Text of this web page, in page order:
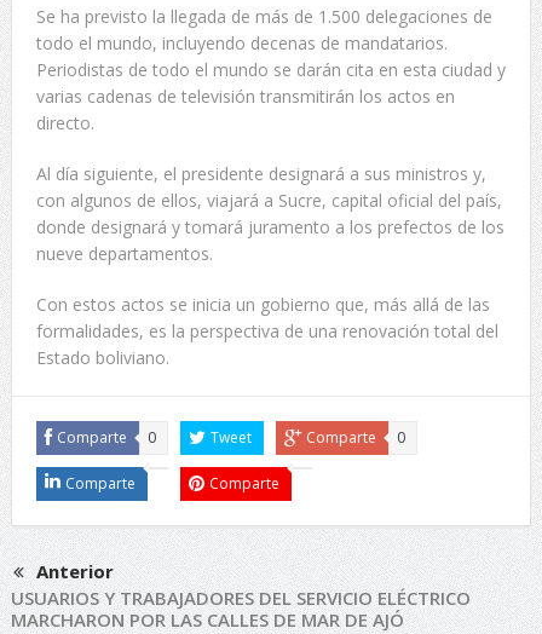
Se ha previsto la llegada de más de 1.500 delegaciones de
todo el mundo, incluyendo decenas de mandatarios.
Periodistas de todo el mundo se darán cita en esta ciudad y
varias cadenas de televisión transmitirán los actos en
directo.
Al día siguiente, el presidente designará a sus ministros y,
con algunos de ellos, viajará a Sucre, capital oficial del país,
donde designará y tomará juramento a los prefectos de los
nueve departamentos.
Con estos actos se inicia un gobierno que, más allá de las
formalidades, es la perspectiva de una renovación total del
Estado boliviano.
Comparte 0 Tweet Comparte 0
Comparte Comparte
Anterior
USUARIOS Y TRABAJADORES DEL SERVICIO ELÉCTRICO
MARCHARON POR LAS CALLES DE MAR DE AJÓ